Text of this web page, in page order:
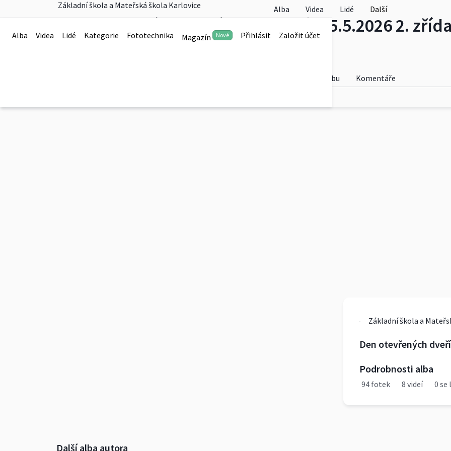
Alba Videa Lidé Další
Alba Videa Lidé Kategorie Fototechnika Magazín Nové Přihlásit Založit účet
Základní škola a Mateřská škola Karlovice
Den otevřených dveří ZZS Bruntál 15.5.2026 2.
O albu
Komentáře
Den otevřených
Podrobnosti alba
94 fotek 8 videí 0 se
Další alba autora